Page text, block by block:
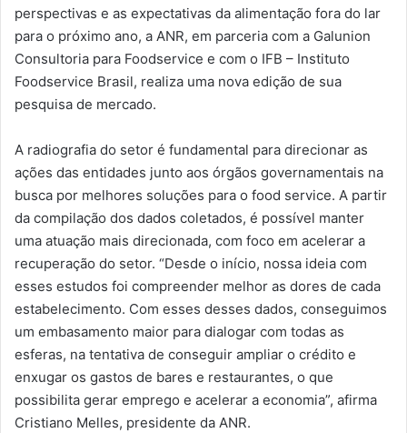
perspectivas e as expectativas da alimentação fora do lar
para o próximo ano, a ANR, em parceria com a Galunion
Consultoria para Foodservice e com o IFB – Instituto
Foodservice Brasil, realiza uma nova edição de sua
pesquisa de mercado.
A radiografia do setor é fundamental para direcionar as
ações das entidades junto aos órgãos governamentais na
busca por melhores soluções para o food service. A partir
da compilação dos dados coletados, é possível manter
uma atuação mais direcionada, com foco em acelerar a
recuperação do setor. “Desde o início, nossa ideia com
esses estudos foi compreender melhor as dores de cada
estabelecimento. Com esses desses dados, conseguimos
um embasamento maior para dialogar com todas as
esferas, na tentativa de conseguir ampliar o crédito e
enxugar os gastos de bares e restaurantes, o que
possibilita gerar emprego e acelerar a economia”, afirma
Cristiano Melles, presidente da ANR.